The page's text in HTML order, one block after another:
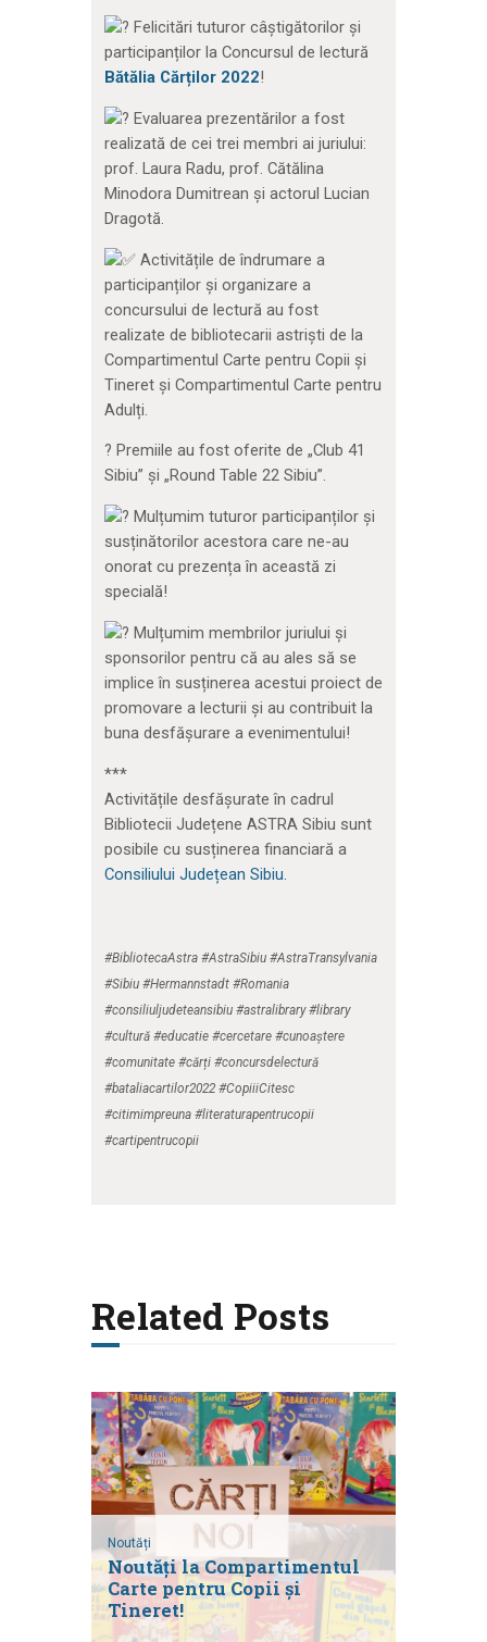
Felicitări tuturor câștigătorilor și
participanților la Concursul de lectură
Bătălia Cărților 2022!
Evaluarea prezentărilor a fost
realizată de cei trei membri ai juriului:
prof. Laura Radu, prof. Cătălina
Minodora Dumitrean și actorul Lucian
Dragotă.
Activitățile de îndrumare a
participanților și organizare a
concursului de lectură au fost
realizate de bibliotecarii astriști de la
Compartimentul Carte pentru Copii și
Tineret și Compartimentul Carte pentru
Adulți.
?️ Premiile au fost oferite de „Club 41
Sibiu” și „Round Table 22 Sibiu”.
Mulțumim tuturor participanților și
susținătorilor acestora care ne-au
onorat cu prezența în această zi
specială!
Mulțumim membrilor juriului și
sponsorilor pentru că au ales să se
implice în susținerea acestui proiect de
promovare a lecturii și au contribuit la
buna desfășurare a evenimentului!
***
Activitățile desfășurate în cadrul
Bibliotecii Județene ASTRA Sibiu sunt
posibile cu susținerea financiară a
Consiliului Județean Sibiu.
#BibliotecaAstra #AstraSibiu #AstraTransylvania
#Sibiu #Hermannstadt #Romania
#consiliuljudeteansibiu #astralibrary #library
#cultură #educatie #cercetare #cunoaștere
#comunitate #cărți #concursdelectură
#bataliacartilor2022 #CopiiiCitesc
#citimimpreuna #literaturapentrucopii
#cartipentrucopii
Related Posts
Noutăți
Noutăți la Compartimentul
Carte pentru Copii și
Tineret!